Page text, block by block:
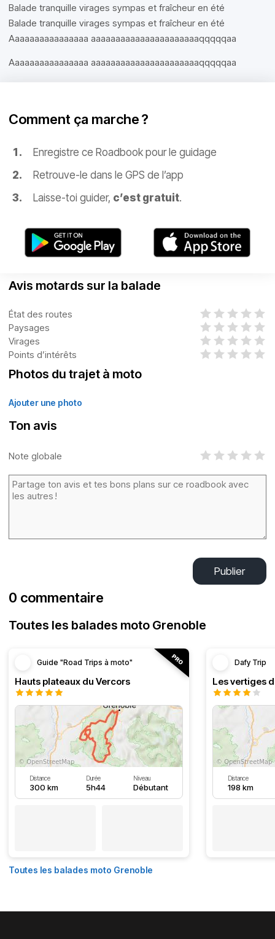
Balade tranquille virages sympas et fraîcheur en été
Balade tranquille virages sympas et fraîcheur en été
Aaaaaaaaaaaaaaaa aaaaaaaaaaaaaaaaaaaaaaqqqqqaa
Aaaaaaaaaaaaaaaa aaaaaaaaaaaaaaaaaaaaaaqqqqqaa
Comment ça marche ?
Enregistre ce Roadbook pour le guidage
Retrouve-le dans le GPS de l’app
Laisse-toi guider, c’est gratuit.
Avis motards sur la balade
État des routes
Paysages
Virages
Points d’intérêts
Photos du trajet à moto
Ajouter une photo
Ton avis
Note globale
Publier
0 commentaire
Toutes les balades moto Grenoble
Guide "Road Trips à moto"
Hauts plateaux du Vercors
Distance
300 km
Durée
5h44
Niveau
Débutant
Dafy Trip
Les vertiges
Distance
198 km
Toutes les balades moto Grenoble